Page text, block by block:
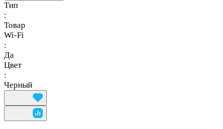
Тип
:
Товар
Wi-Fi
:
Да
Цвет
:
Черный